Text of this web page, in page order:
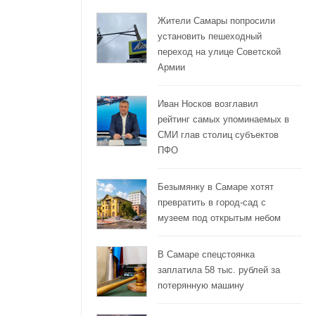
Жители Самары попросили
установить пешеходный
переход на улице Советской
Армии
Иван Носков возглавил
рейтинг самых упоминаемых в
СМИ глав столиц субъектов
ПФО
Безымянку в Самаре хотят
превратить в город-сад с
музеем под открытым небом
В Самаре спецстоянка
заплатила 58 тыс. рублей за
потерянную машину